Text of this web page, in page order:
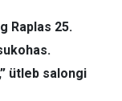
Raplas 25.
ütleb salongi